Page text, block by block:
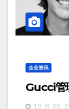
企业资讯
Gucci管
10 月 30,